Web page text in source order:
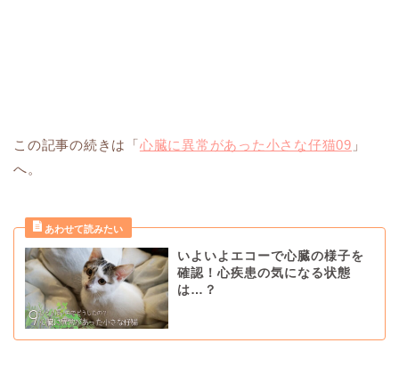
この記事の続きは「心臓に異常があった小さな仔猫09 」
へ。
いよいよエコーで心臓の様子を
確認！心疾患の気になる状態
は…？